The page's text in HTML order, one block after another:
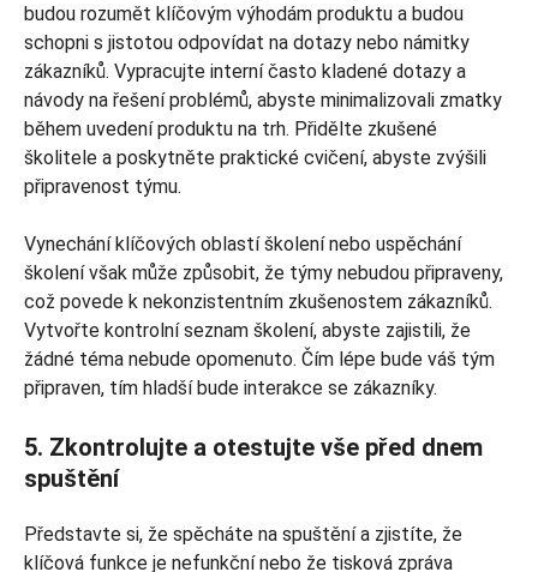
budou rozumět klíčovým výhodám produktu a budou
schopni s jistotou odpovídat na dotazy nebo námitky
zákazníků. Vypracujte interní často kladené dotazy a
návody na řešení problémů, abyste minimalizovali zmatky
během uvedení produktu na trh. Přidělte zkušené
školitele a poskytněte praktické cvičení, abyste zvýšili
připravenost týmu.
Vynechání klíčových oblastí školení nebo uspěchání
školení však může způsobit, že týmy nebudou připraveny,
což povede k nekonzistentním zkušenostem zákazníků.
Vytvořte kontrolní seznam školení, abyste zajistili, že
žádné téma nebude opomenuto. Čím lépe bude váš tým
připraven, tím hladší bude interakce se zákazníky.
5. Zkontrolujte a otestujte vše před dnem
spuštění
Představte si, že spěcháte na spuštění a zjistíte, že
klíčová funkce je nefunkční nebo že tisková zpráva